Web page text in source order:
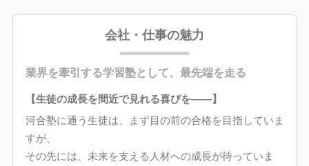
会社・仕事の魅力
業界を牽引する学習塾として、最先端を走る
【生徒の成長を間近で見れる喜びを――】
河合塾に通う生徒は、まず目の前の合格を目指していま
すが、
その先には、未来を支える人材への成長が待っていま